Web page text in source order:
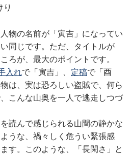
り
物の名前が「寅吉」になってい
同じです。ただ、タイトルが
ろが、最大のポイントです。
入れで「寅吉」、 定稿で「酉
は、実は恐ろしい盗賊で、何ら
こんな山奥を一人で逃走しつづ
読んで感じられる山間の静かな
うな、禍々しく危うい緊張感
す。このような、「長閑さ」と